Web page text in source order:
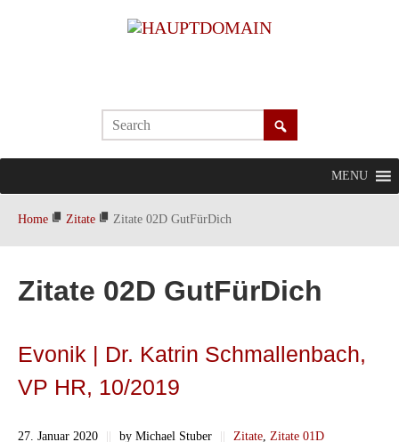
MENU
Home Zitate Zitate 02D GutFürDich
Zitate 02D GutFürDich
Evonik | Dr. Katrin Schmallenbach,
VP HR, 10/2019
27. Januar 2020 || by Michael Stuber || Zitate Zitate 01D